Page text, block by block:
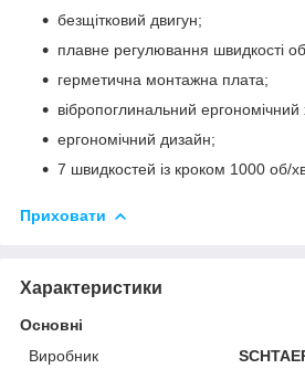
безщітковий двигун;
плавне регулювання швидкості
герметична монтажна плата;
вібропоглинальний ергономічний
ергономічний дизайн;
7 швидкостей із кроком 1000 об/
Приховати
Характеристики
Основні
Виробник